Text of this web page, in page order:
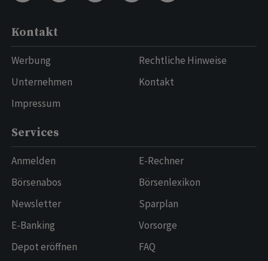
Kontakt
Werbung
Unternehmen
Impressum
Rechtliche Hinweise
Kontakt
Services
Anmelden
Börsenabos
Newsletter
E-Banking
Depot eröffnen
E-Rechner
Börsenlexikon
Sparplan
Vorsorge
FAQ